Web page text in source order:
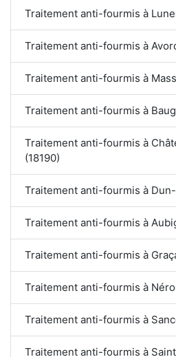
Traitement anti-fourmis à
Traitement anti-fourmis à
Traitement anti-fourmis à
Traitement anti-fourmis à
Traitement anti-fourmis à
(18190)
Traitement anti-fourmis à
Traitement anti-fourmis à
Traitement anti-fourmis à
Traitement anti-fourmis à
Traitement anti-fourmis à
Traitement anti-fourmis à